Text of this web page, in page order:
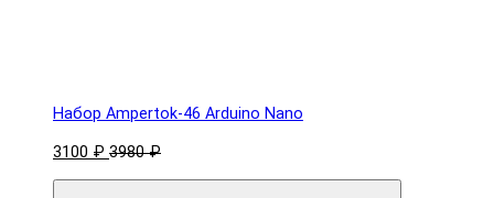
Набор Ampertok-46 Arduino Nano
3100 ₽ 3980 ₽